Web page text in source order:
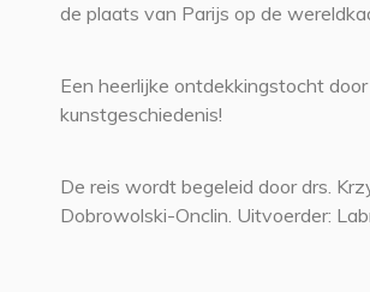
de plaats van Parijs op de
Een heerlijke ontdekkingstocht
kunstgeschiedenis!
De reis wordt begeleid door drs.
Dobrowolski-Onclin. Uitvoerder: